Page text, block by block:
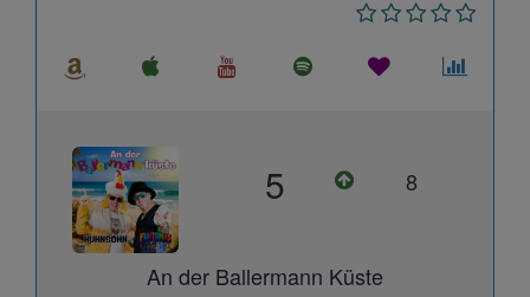
5 8
An der Ballermann Küste